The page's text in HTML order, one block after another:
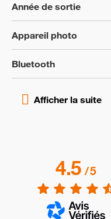
Année de sortie
Appareil photo
Bluetooth
4.5/5